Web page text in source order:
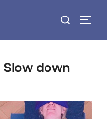
Suchen
Slow down